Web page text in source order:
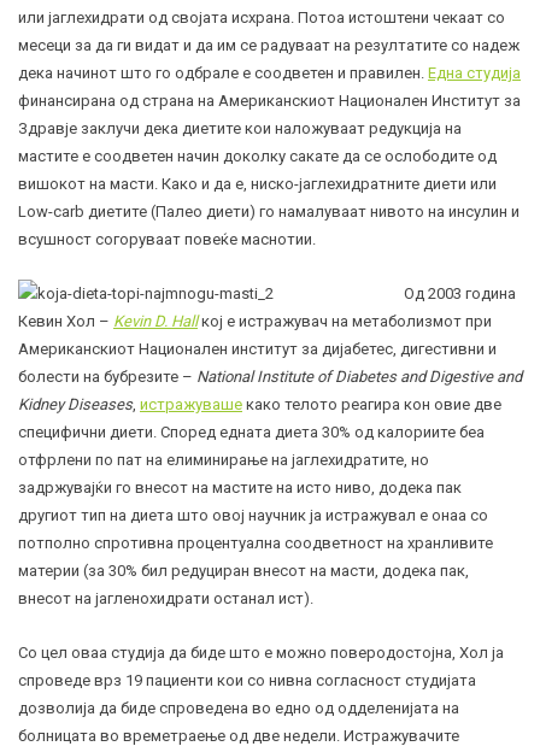
или јаглехидрати од својата исхрана. Потоа истоштени чекаат со
месеци за да ги видат и да им се радуваат на резултатите со надеж
дека начинот што го одбрале е соодветен и правилен. Една студија
финансирана од страна на Американскиот Национален Институт за
Здравје заклучи дека диетите кои наложуваат редукција на
мастите е соодветен начин доколку сакате да се ослободите од
вишокот на масти. Како и да е, ниско-јаглехидратните диети или
Low-carb диетите (Палео диети) го намалуваат нивото на инсулин и
всушност согоруваат повеќе маснотии.
Од 2003 година
Кевин Хол – Kevin D. Hallкој е истражувач на метаболизмот при
Американскиот Национален институт за дијабетес, дигестивни и
болести на бубрезите – National Institute of Diabetes and Digestive and
Kidney Diseases, истражуваше како телото реагира кон овие две
специфични диети. Според едната диета 30% од калориите беа
отфрлени по пат на елиминирање на јаглехидратите, но
задржувајќи го внесот на мастите на исто ниво, додека пак
другиот тип на диета што овој научник ја истражувал е онаа со
потполно спротивна процентуална соодветност на хранливите
материи (за 30% бил редуциран внесот на масти, додека пак,
внесот на јагленохидрати останал ист).
Со цел оваа студија да биде што е можно поверодостојна, Хол ја
спроведе врз 19 пациенти кои со нивна согласност студијата
дозволија да биде спроведена во едно од одделенијата на
болницата во времетраење од две недели. Истражувачите